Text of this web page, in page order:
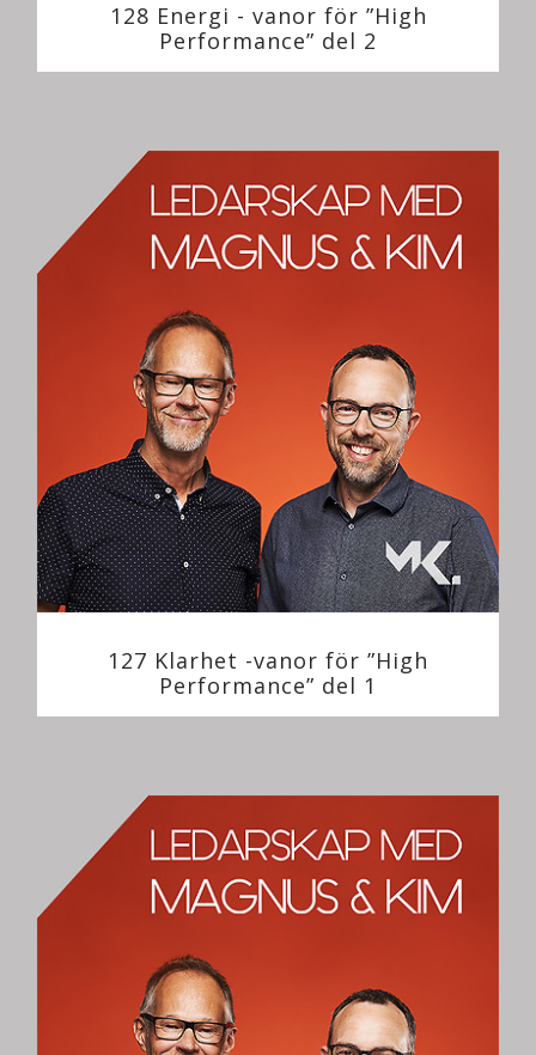
128 Energi - vanor för ”High
Performance” del 2
127 Klarhet -vanor för ”High
Performance” del 1